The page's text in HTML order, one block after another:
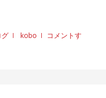
グ kobo
コメントす